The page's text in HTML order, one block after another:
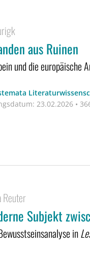
aus Ruinen
und die europäische
23.02.2026 •
Reuter
Subjekt
in